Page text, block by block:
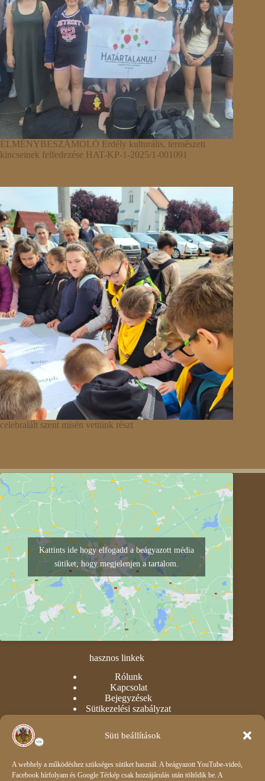
Süti beállítások
A webhely a működéshez szükséges sütiket használ. A beágyazott YouTube-videó,
Facebook hírfolyam és Google Térkép csak hozzájárulás után töltődik be. A
ÉLMÉNYBESZÁMOLÓ Erdély kulturális, természeti
kincseinek felfedezése HAT-KP-1-2025/1-001091
celebralált szent misén vettünk részt
Kattints ide hogy elfogadd a beágyazott média
sütiket, hogy megjelenjen a tartalom.
hasznos linkek
Rólunk
Kapcsolat
Bejegyzések
Sütikezelési szabályzat
intézményi
Óvoda
Dokumentumok